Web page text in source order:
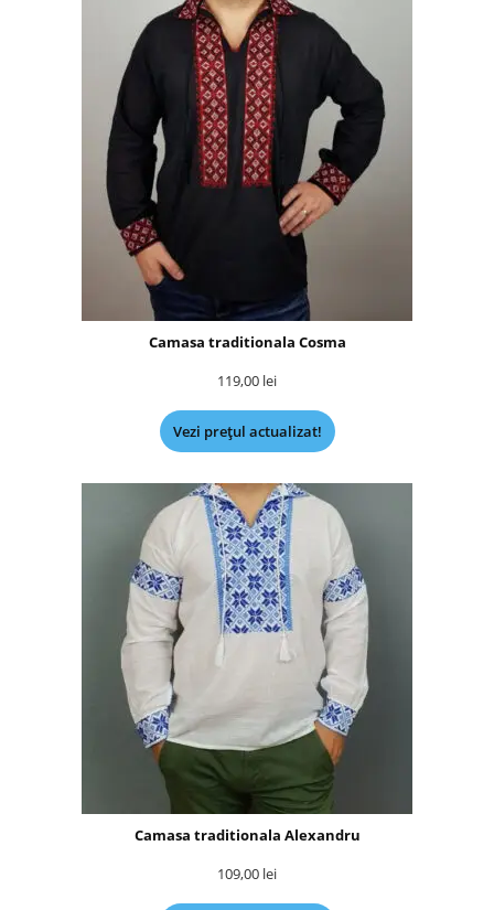
Camasa traditionala Cosma
119,00 lei
Vezi prețul actualizat!
Camasa traditionala Alexandru
109,00 lei